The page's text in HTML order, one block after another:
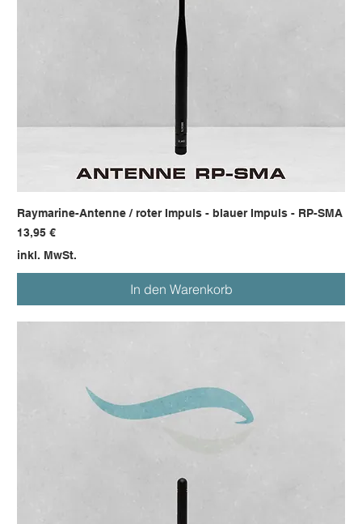
Raymarine-Antenne / roter Impuls - blauer Impuls - RP-SMA
Preis
13,95 €
inkl. MwSt.
In den Warenkorb